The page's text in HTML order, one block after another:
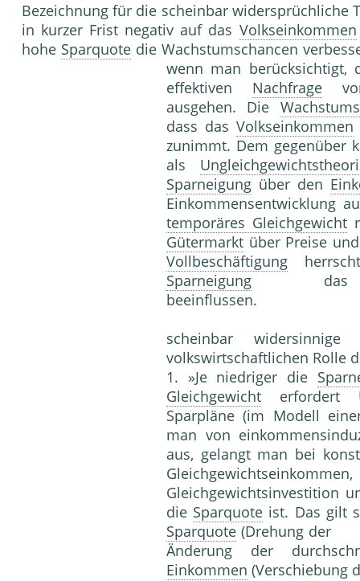
Bezeichnung für die scheinbar widersprüchliche
in kurzer Frist negativ auf das Volkseinkommen
hohe Sparquotedie Wachstumschancen
wenn man berücksichtigt,
effektiven Nachfragevon
ausgehen. Die
dass dasVolkseinkommen
zunimmt. Dem gegenüber
als
Sparneigung über den
Einkommensentwicklung
temporäres Gleichgewicht
Gütermarkt über Preise
Vollbeschäftigung
Sparneigung
scheinbar
volkswirtschaftlichen Rolle
1. »Je niedriger die
Gleichgewicht erfordert
Sparpläne (im Modell
man von
aus, gelangt man bei
Gleichgewichtsinvestition
die Sparquote ist. Das gilt
Sparquote (Drehung
Änderung der
Einkommen (Verschiebung